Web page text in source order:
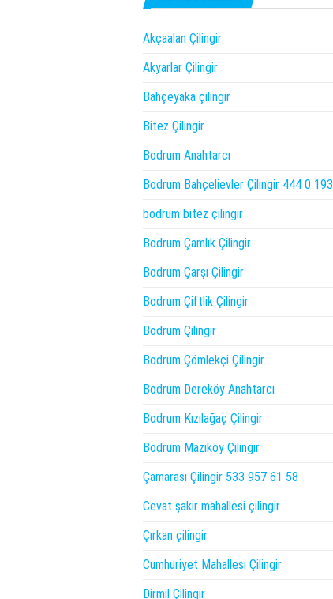
Akçaalan Çilingir
Akyarlar Çilingir
Bahçeyaka çilingir
Bitez Çilingir
Bodrum Anahtarcı
Bodrum Bahçelievler Çilingir 444 0 193
bodrum bitez çilingir
Bodrum Çamlık Çilingir
Bodrum Çarşı Çilingir
Bodrum Çiftlik Çilingir
Bodrum Çilingir
Bodrum Çömlekçi Çilingir
Bodrum Dereköy Anahtarcı
Bodrum Kızılağaç Çilingir
Bodrum Mazıköy Çilingir
Çamarası Çilingir 533 957 61 58
Cevat şakir mahallesi çilingir
Çırkan çilingir
Cumhuriyet Mahallesi Çilingir
Dirmil Çilingir